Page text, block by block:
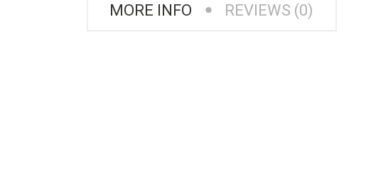
MORE INFO REVIEWS (0)